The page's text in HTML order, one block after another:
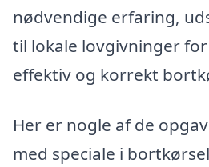
nødvendige erfaring,
til lokale lovgivninger
effektiv og korrekt
Her er nogle af de
med speciale i